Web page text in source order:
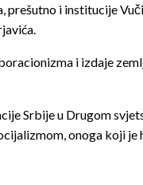
i institucije
i izdaje
Srbije u Drugom
onoga koji